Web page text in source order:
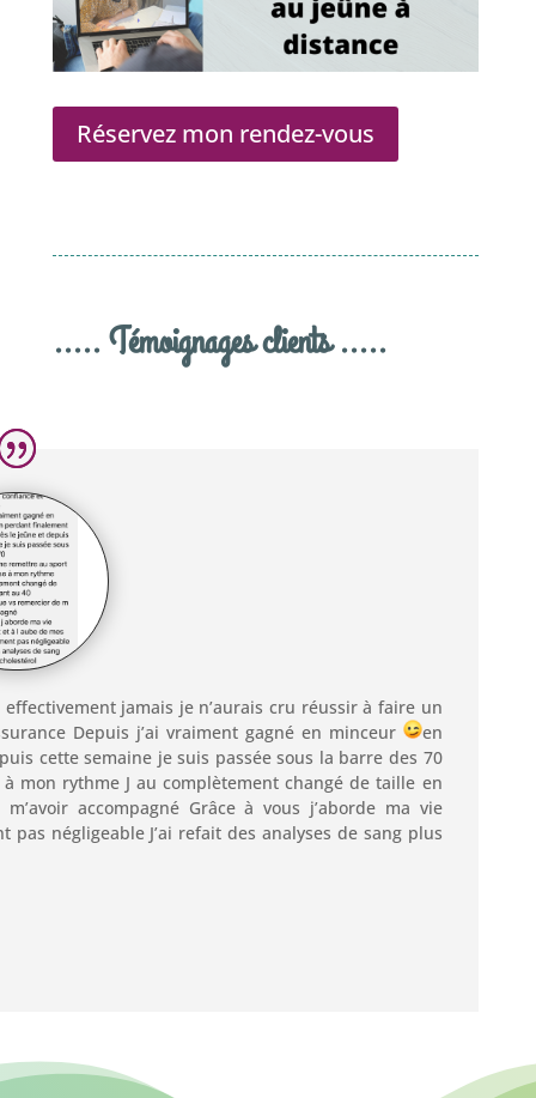
Réservez mon rendez-vous
..... Témoignages clients .....
jamais je n’aurais cru réussir à faire un
Depuis j’ai vraiment gagné en minceur
en
cette semaine je suis passée sous la barre des 70
mon rythme J au complètement changé de taille en
accompagné Grâce à vous j’aborde ma vie
négligeable J’ai refait des analyses de sang plus